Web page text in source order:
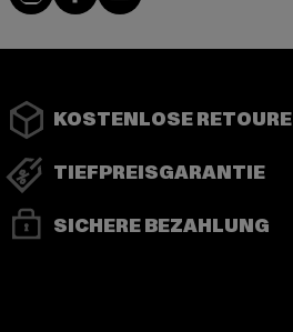
KOSTENLOSE RETOURE
TIEFPREISGARANTIE
SICHERE BEZAHLUNG